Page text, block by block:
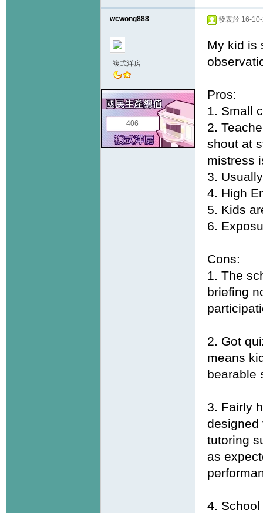
wcwong888
複式洋房
406
發表於 16-
My kid is
Pros:
1. Small
2.
shout at
mistress
3.
4. High
5. Kids
6.
Cons:
1. The
briefing
2. Got
means
bearable
3. Fairly
designed
tutoring
as
4.